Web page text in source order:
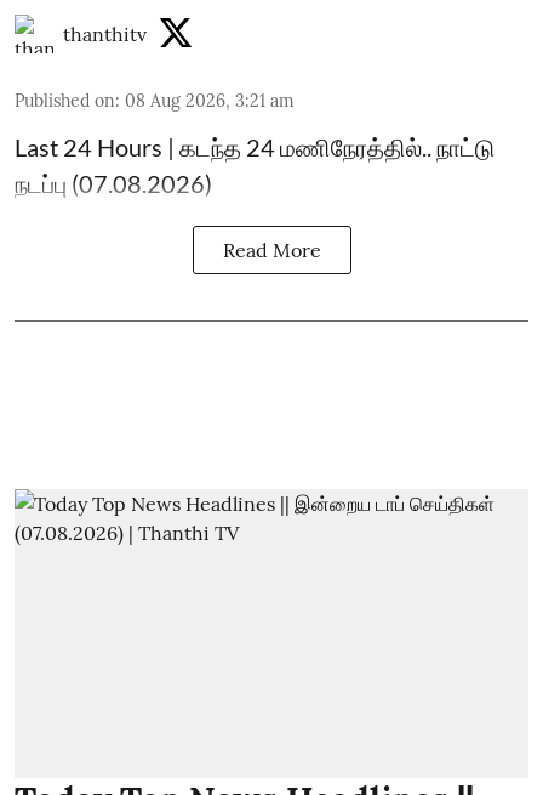
thanthitv
Published on: 08 Aug 2026, 3:21 am
Last 24 Hours | கடந்த 24 மணிநேரத்தில்.. நாட்டு
நடப்பு (07.08.2026)
Read More